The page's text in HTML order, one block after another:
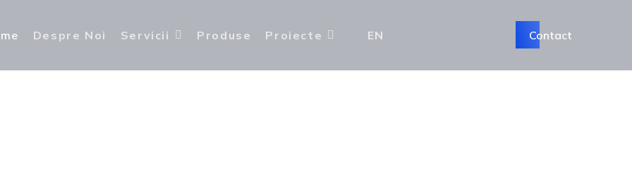
Despre Noi Servicii Produse Proiecte EN Contact
Drumuri si